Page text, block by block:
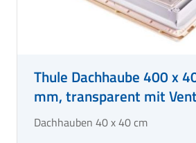
Thule Dachhaube 400 x
mm, transparent mit
Volt
Dachhauben 40 x 40 cm